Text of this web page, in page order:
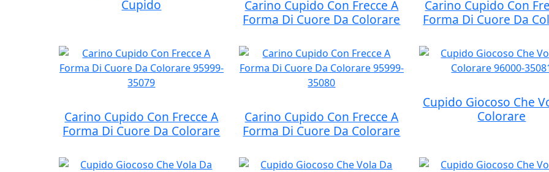
Cupido
Carino Cupido Con Frecce A
Forma Di Cuore Da Colorare
Carino Cupido Con
Forma Di Cuore Da
Carino Cupido Con Frecce A
Forma Di Cuore Da Colorare
Carino Cupido Con Frecce A
Forma Di Cuore Da Colorare
Cupido Giocoso Che
Colorare